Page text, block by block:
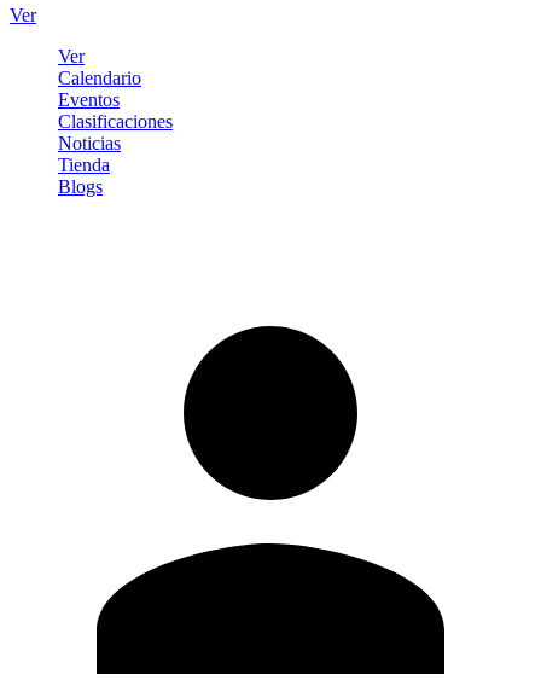
Ver
Ver
Calendario
Eventos
Clasificaciones
Noticias
Tienda
Blogs